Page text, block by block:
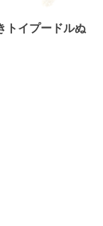
トイプードルぬ